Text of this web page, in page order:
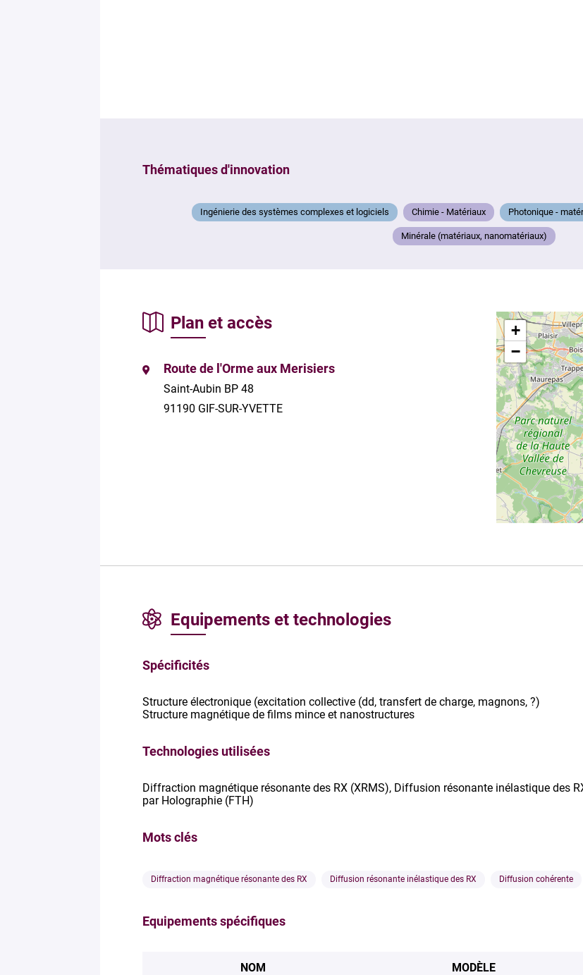
Thématiques d'innovation
Ingénierie des systèmes complexes et logiciels Chimie - Matériaux Photonique -
Minérale (matériaux, nanomatériaux)
Plan et accès
Route de l'Orme aux Merisiers
Saint-Aubin BP 48
91190 GIF-SUR-YVETTE
+
−
Equipements et technologies
Spécificités
Structure électronique (excitation collective (dd, transfert de charge, magnons, ?)
Structure magnétique de films mince et nanostructures
Technologies utilisées
Diffraction magnétique résonante des RX (XRMS), Diffusion résonante inélastique des
par Holographie (FTH)
Mots clés
Diffraction magnétique résonante des RX Diffusion résonante inélastique des RX Diffusion cohérente
Equipements spécifiques
NOM MODÈLE